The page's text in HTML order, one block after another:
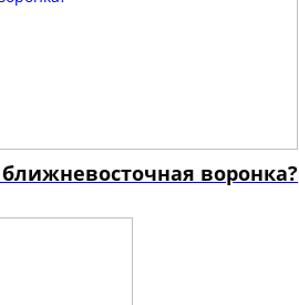
воронка?